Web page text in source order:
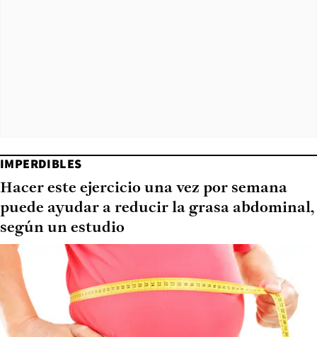
IMPERDIBLES
Hacer este ejercicio una vez por semana
puede ayudar a reducir la grasa abdominal,
según un estudio